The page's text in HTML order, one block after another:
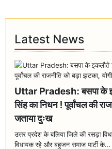
Latest News
Uttar Pradesh: बसपा के
सिंह का निधन ! पूर्वांचल की
जताया दुःख
उत्तर प्रदेश के बलिया जिले की रसड़ा
विधायक रहे और बहुजन समाज पार्टी के...